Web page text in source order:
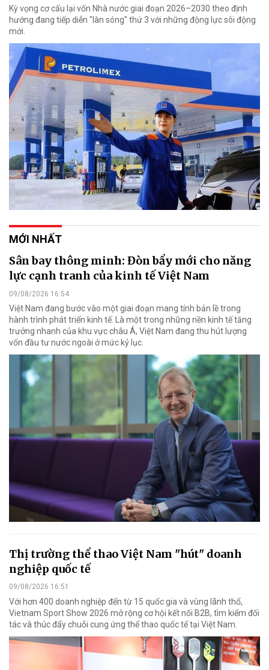
Kỳ vọng cơ cấu lại vốn Nhà nước giai đoạn 2026–2030 theo định
hướng đang tiếp diễn "làn sóng" thứ 3 với những động lực sôi động
mới.
MỚI NHẤT
Sân bay thông minh: Đòn bẩy mới cho năng
lực cạnh tranh của kinh tế Việt Nam
09/08/2026 16:54
Việt Nam đang bước vào một giai đoạn mang tính bản lề trong
hành trình phát triển kinh tế. Là một trong những nền kinh tế tăng
trưởng nhanh của khu vực châu Á, Việt Nam đang thu hút lượng
vốn đầu tư nước ngoài ở mức kỷ lục.
Thị trường thể thao Việt Nam "hút" doanh
nghiệp quốc tế
09/08/2026 16:51
Với hơn 400 doanh nghiệp đến từ 15 quốc gia và vùng lãnh thổ,
Vietnam Sport Show 2026 mở rộng cơ hội kết nối B2B, tìm kiếm đối
tác và thúc đẩy chuỗi cung ứng thể thao quốc tế tại Việt Nam.